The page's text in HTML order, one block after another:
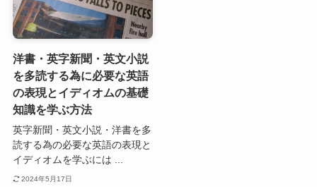
洋書・英字新聞・英文小説
を多読する為に必要な英語
の表現とイディオムの基礎
知識を学ぶ方法
英字新聞・英文小説・洋書を多
読する為の必要な英語の表現と
イディオムを学ぶには ...
2024年5月17日